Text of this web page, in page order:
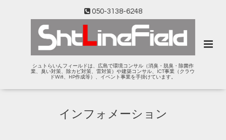
050-3138-6248
シュトらいんフィールドは、広島で環境コンサル（消臭・脱臭・除菌作
業、臭い対策、除カビ対策、雷対策）や建築コンサル、ICT事業（クラウ
ドWifi、HP作成等）、イベント事業を手掛けています。
インフォメーション